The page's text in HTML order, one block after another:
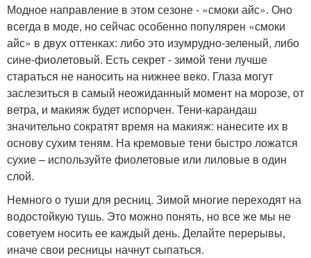
Модное направление в этом сезоне - «смоки айс». Оно
всегда в моде, но сейчас особенно популярен «смоки
айс» в двух оттенках: либо это изумрудно-зеленый, либо
сине-фиолетовый. Есть секрет - зимой тени лучше
стараться не наносить на нижнее веко. Глаза могут
заслезиться в самый неожиданный момент на морозе, от
ветра, и макияж будет испорчен. Тени-карандаш
значительно сократят время на макияж: нанесите их в
основу сухим теням. На кремовые тени быстро ложатся
сухие – используйте фиолетовые или лиловые в один
слой.
Немного о туши для ресниц. Зимой многие переходят на
водостойкую тушь. Это можно понять, но все же мы не
советуем носить ее каждый день. Делайте перерывы,
иначе свои ресницы начнут сыпаться.